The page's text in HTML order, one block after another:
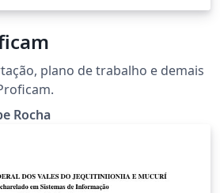
plano de trabalho e demais
Rocha